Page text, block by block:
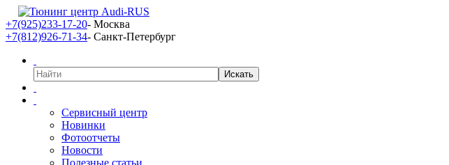
+7(925)233-17-20- Москва
+7(812)926-71-34- Санкт-Петербург
Сервисный центр
Новинки
Фотоотчеты
Новости
Полезные статьи